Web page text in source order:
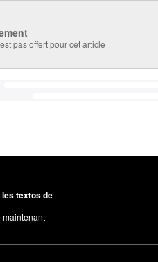
pas offert pour cet article
les textos de
maintenant